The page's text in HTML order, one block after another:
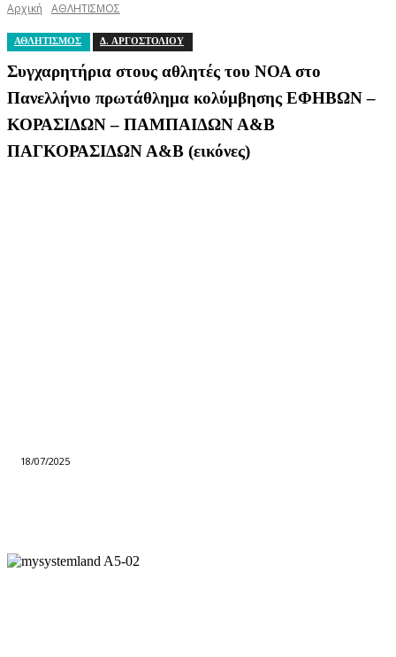
Αρχική ΑΘΛΗΤΙΣΜΟΣ
ΑΘΛΗΤΙΣΜΟΣ Δ. ΑΡΓΟΣΤΟΛΙΟΥ
Συγχαρητήρια στους αθλητές του ΝΟΑ στο
Πανελλήνιο πρωτάθλημα κολύμβησης ΕΦΗΒΩΝ –
ΚΟΡΑΣΙΔΩΝ – ΠΑΜΠΑΙΔΩΝ Α&Β
ΠΑΓΚΟΡΑΣΙΔΩΝ Α&Β (εικόνες)
18/07/2025